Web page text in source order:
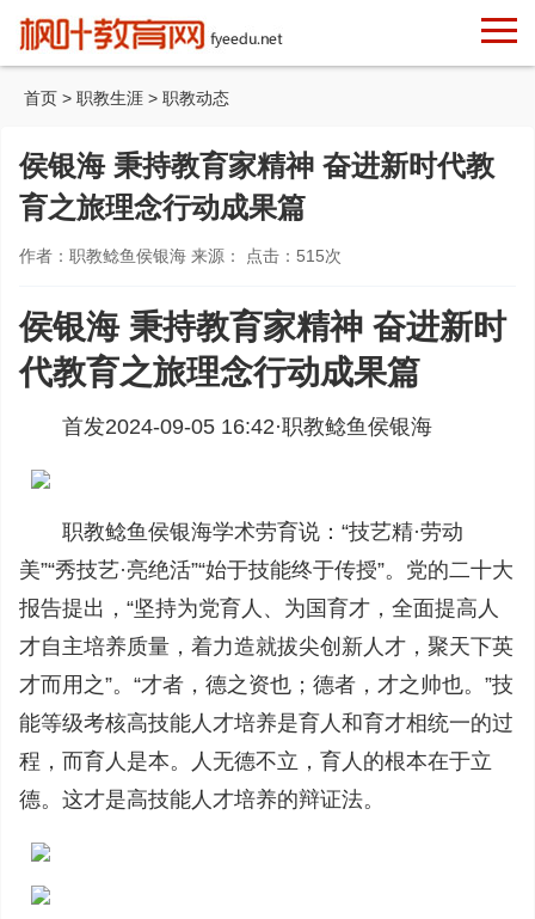
首页 > 职教生涯 > 职教动态
侯银海 秉持教育家精神 奋进新时代教
育之旅理念行动成果篇
作者：职教鲶鱼侯银海 来源： 点击： 515次
侯银海 秉持教育家精神 奋进新时
代教育之旅理念行动成果篇
首发2024-09-05 16:42·职教鲶鱼侯银海
职教鲶鱼侯银海学术劳育说：“技艺精·劳动
美”“秀技艺·亮绝活”“始于技能终于传授”。党的二十大
报告提出，“坚持为党育人、为国育才，全面提高人
才自主培养质量，着力造就拔尖创新人才，聚天下英
才而用之”。“才者，德之资也；德者，才之帅也。”技
能等级考核高技能人才培养是育人和育才相统一的过
程，而育人是本。人无德不立，育人的根本在于立
德。这才是高技能人才培养的辩证法。